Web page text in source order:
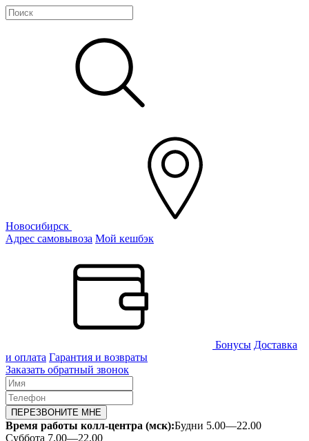
Новосибирск
Адрес самовывоза Мой кешбэк
Бонусы Доставка
и оплата Гарантия и возвраты
Заказать обратный звонок
ПЕРЕЗВОНИТЕ МНЕ
Время работы колл-центра (мск):Будни 5.00—22.00
Суббота 7.00—22.00